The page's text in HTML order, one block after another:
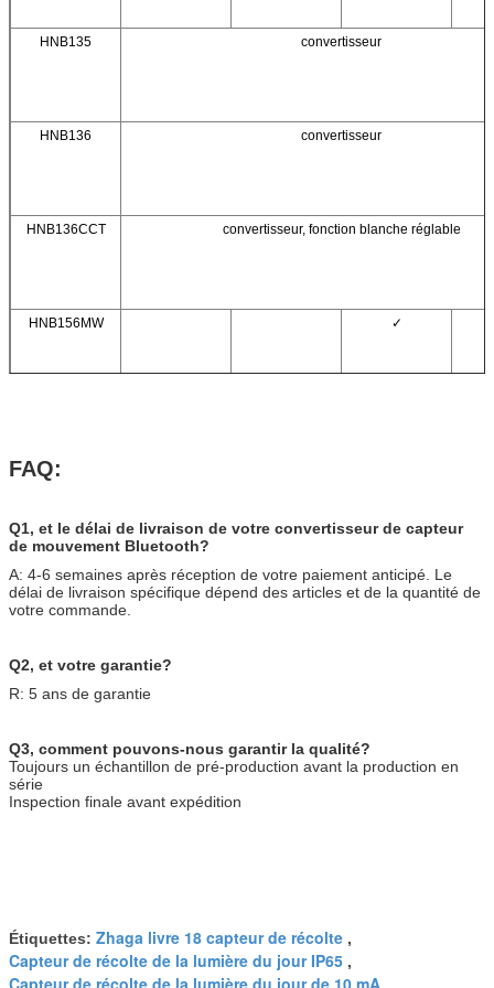
HNB135 convertisseur
HNB136 convertisseur
HNB136CCT convertisseur, fonction blanche réglable
HNB156MW ✓
HND150V/D
Entrée en courant alternatif, correspondant à toutes les
de mouvement de la série Zhaga
FAQ:
Q1, et le délai de livraison de votre convertisseur de capteur
de mouvement Bluetooth?
A: 4-6 semaines après réception de votre paiement anticipé. Le
délai de livraison spécifique dépend des articles et de la quantité de
votre commande.
Q2, et votre garantie?
R: 5 ans de garantie
Q3, comment pouvons-nous garantir la qualité?
Toujours un échantillon de pré-production avant la production en
série
Inspection finale avant expédition
Étiquettes: Zhaga livre 18 capteur de récolte ,
Capteur de récolte de la lumière du jour IP65 ,
Capteur de récolte de la lumière du jour de 10 mA